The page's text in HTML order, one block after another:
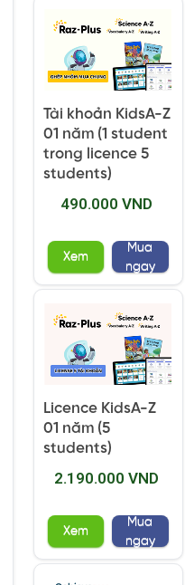
Tài khoản KidsA-Z
01 năm (1 student
trong licence 5
students)
490.000 VND
Xem
Mua
ngay
Licence KidsA-Z
01 năm (5
students)
2.190.000 VND
Xem
Mua
ngay